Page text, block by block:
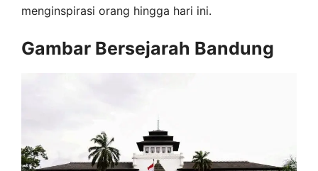
menginspirasi orang hingga hari ini.
Gambar Bersejarah Bandung